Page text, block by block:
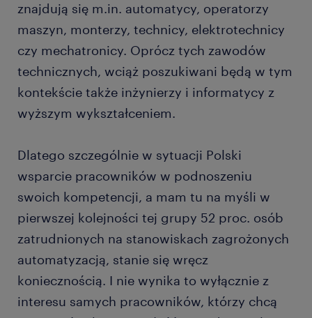
znajdują się m.in. automatycy, operatorzy
maszyn, monterzy, technicy, elektrotechnicy
czy mechatronicy. Oprócz tych zawodów
technicznych, wciąż poszukiwani będą w tym
kontekście także inżynierzy i informatycy z
wyższym wykształceniem.
Dlatego szczególnie w sytuacji Polski
wsparcie pracowników w podnoszeniu
swoich kompetencji, a mam tu na myśli w
pierwszej kolejności tej grupy 52 proc. osób
zatrudnionych na stanowiskach zagrożonych
automatyzacją, stanie się wręcz
koniecznością. I nie wynika to wyłącznie z
interesu samych pracowników, którzy chcą